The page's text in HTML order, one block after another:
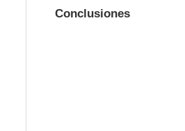
Conclusiones